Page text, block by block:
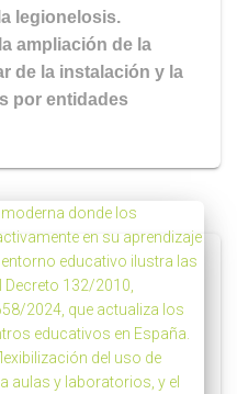
legionelosis.
ampliación de la
de la instalación y la
por entidades